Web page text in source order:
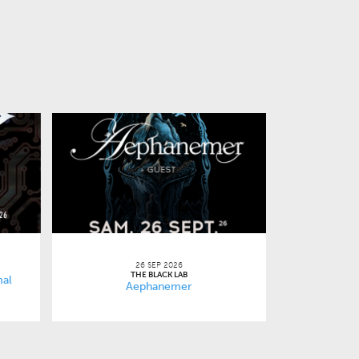
26 SEP 2026
THE BLACK LAB
Aephanemer